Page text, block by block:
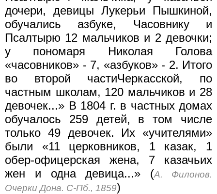
дочери, девицы Лукерьи Пышкиной,
обучались азбуке, Часовнику и
Псалтырю 12 мальчиков и 2 девочки;
у пономаря Николая Голова
«часовников» - 7, «азбуков» - 2. Итого
во второй частиЧеркасской, по
частным школам, 120 мальчиков и 28
девочек...» В 1804 г. в частных домах
обучалось 259 детей, в том числе
только 49 девочек. Их «учителями»
были «11 церковников, 1 казак, 1
обер-офицерская жена, 7 казачьих
жен и одна девица...» (А. Филонов.
Очерки Дона. С-Пб., 1859)